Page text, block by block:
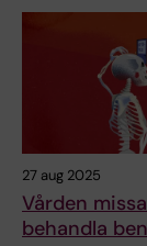
27 aug 2025
Vården
behandla